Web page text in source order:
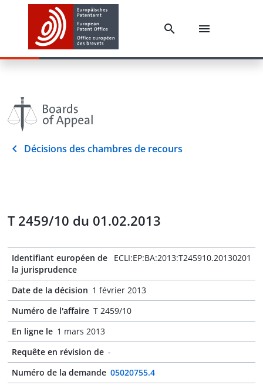
Décisions des chambres de recours
T 2459/10 du 01.02.2013
Identifiant européen de
la jurisprudence
ECLI:EP:BA:2013:T245910.20130201
Date de la décision 1 février 2013
Numéro de l'affaire T 2459/10
En ligne le 1 mars 2013
Requête en révision de -
Numéro de la demande 05020755.4